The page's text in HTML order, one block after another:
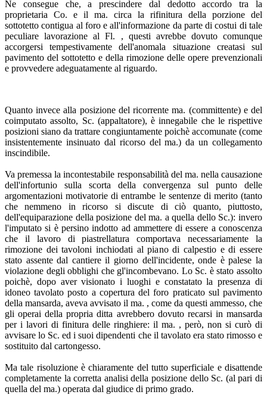
Ne consegue che, a prescindere dal dedotto accordo tra la
proprietaria Co. e il ma. circa la rifinitura della porzione del
sottotetto contigua al foro e all'informazione da parte di costui di tale
peculiare lavorazione al Fl. , questi avrebbe dovuto comunque
accorgersi tempestivamente dell'anomala situazione creatasi sul
pavimento del sottotetto e della rimozione delle opere prevenzionali
e provvedere adeguatamente al riguardo.
Quanto invece alla posizione del ricorrente ma. (committente) e del
coimputato assolto, Sc. (appaltatore), è innegabile che le rispettive
posizioni siano da trattare congiuntamente poichè accomunate (come
insistentemente insinuato dal ricorso del ma.) da un collegamento
inscindibile.
Va premessa la incontestabile responsabilità del ma. nella causazione
dell'infortunio sulla scorta della convergenza sul punto delle
argomentazioni motivatorie di entrambe le sentenze di merito (tanto
che nemmeno in ricorso si discute di ciò quanto, piuttosto,
dell'equiparazione della posizione del ma. a quella dello Sc.): invero
l'imputato si è persino indotto ad ammettere di essere a conoscenza
che il lavoro di piastrellatura comportava necessariamente la
rimozione dei tavoloni inchiodati al piano di calpestio e di essere
stato assente dal cantiere il giorno dell'incidente, onde è palese la
violazione degli obblighi che gl'incombevano. Lo Sc. è stato assolto
poichè, dopo aver visionato i luoghi e constatato la presenza di
idoneo tavolato posto a copertura del foro praticato sul pavimento
della mansarda, aveva avvisato il ma. , come da questi ammesso, che
gli operai della propria ditta avrebbero dovuto recarsi in mansarda
per i lavori di finitura delle ringhiere: il ma. , però, non si curò di
avvisare lo Sc. ed i suoi dipendenti che il tavolato era stato rimosso e
sostituito dal cartongesso.
Ma tale risoluzione è chiaramente del tutto superficiale e disattende
completamente la corretta analisi della posizione dello Sc. (al pari di
quella del ma.) operata dal giudice di primo grado.